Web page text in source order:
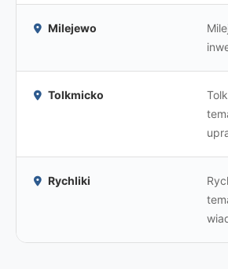
Milejewo
Tolkmicko
Rychliki